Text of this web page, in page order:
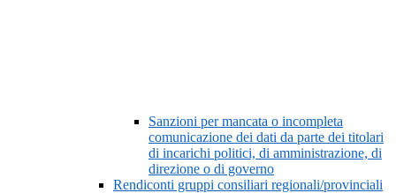
Sanzioni per mancata o incompleta
comunicazione dei dati da parte dei titolari
di incarichi politici, di amministrazione, di
direzione o di governo
Rendiconti gruppi consiliari regionali/provinciali